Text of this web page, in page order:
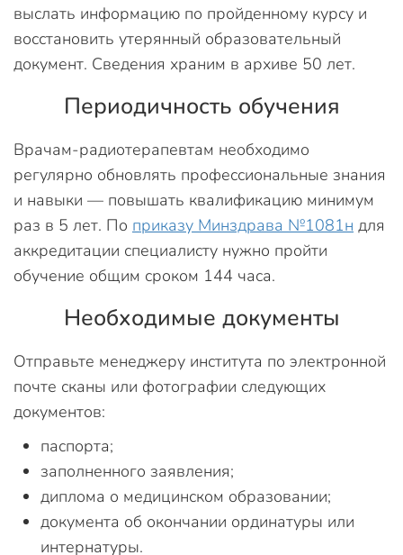
выслать информацию по пройденному курсу и
восстановить утерянный образовательный
документ. Сведения храним в архиве 50 лет.
Периодичность обучения
Врачам-радиотерапевтам необходимо
регулярно обновлять профессиональные знания
и навыки — повышать квалификацию минимум
раз в 5 лет. По приказу Минздрава №1081н для
аккредитации специалисту нужно пройти
обучение общим сроком 144 часа.
Необходимые документы
Отправьте менеджеру института по электронной
почте сканы или фотографии следующих
документов:
паспорта;
заполненного заявления;
диплома о медицинском образовании;
документа об окончании ординатуры или
интернатуры.